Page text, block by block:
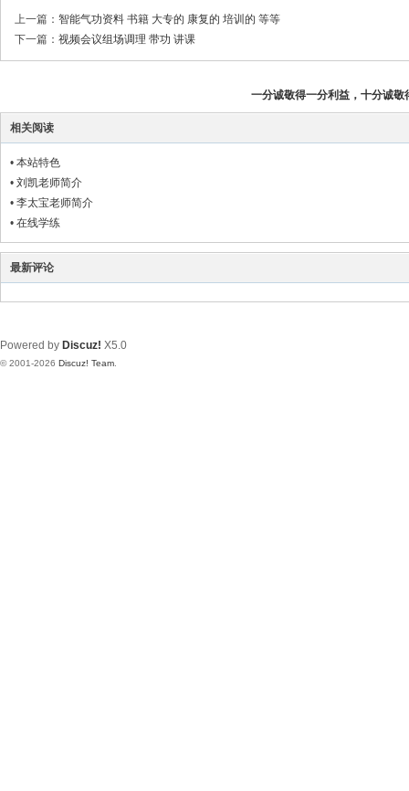
上一篇： 智能气功资料 书籍 大专的 康复的 培训的 等等
下一篇： 视频会议组场调理 带功 讲课
一分诚敬得一分利益，十分诚
相关阅读
• 本站特色
• 刘凯老师简介
• 李太宝老师简介
• 在线学练
最新评论
Powered by Discuz! X5.0
© 2001-2026 Discuz! Team